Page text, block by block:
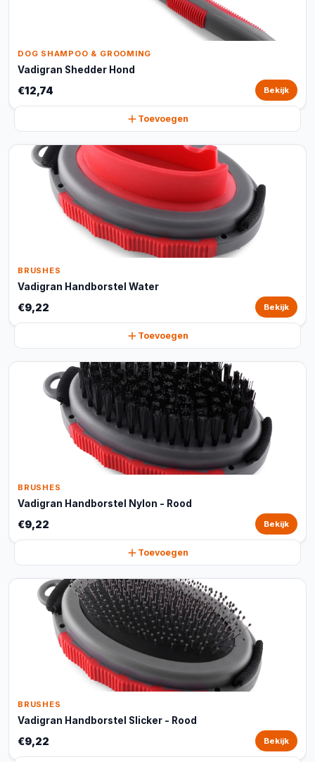
DOG SHAMPOO & GROOMING
Vadigran Shedder Hond
€12,74 Bekijk
Toevoegen
BRUSHES
Vadigran Handborstel Water
€9,22 Bekijk
Toevoegen
BRUSHES
Vadigran Handborstel Nylon - Rood
€9,22 Bekijk
Toevoegen
BRUSHES
Vadigran Handborstel Slicker - Rood
€9,22 Bekijk